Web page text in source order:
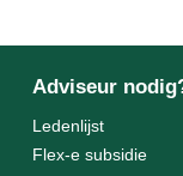
Adviseur
Ledenlijst
Flex-e subsidie